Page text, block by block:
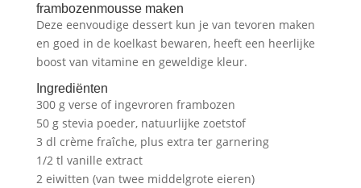
frambozenmousse maken
Deze eenvoudige dessert kun je van tevoren maken
en goed in de koelkast bewaren, heeft een heerlijke
boost van vitamine en geweldige kleur.
Ingrediënten
300 g verse of ingevroren frambozen
50 g stevia poeder, natuurlijke zoetstof
3 dl crème fraîche, plus extra ter garnering
1/2 tl vanille extract
2 eiwitten (van twee middelgrote eieren)